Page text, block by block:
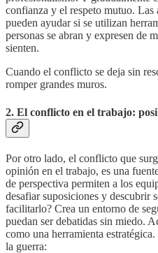
confianza y el respeto mutuo. Las
pueden ayudar si se utilizan
personas se abran y expresen de
sienten.
Cuando el conflicto se deja sin
romper grandes muros.
2. El conflicto en el trabajo:
Por otro lado, el conflicto que
opinión en el trabajo, es una
de perspectiva permiten a los
desafiar suposiciones y descubrir
facilitarlo? Crea un entorno de
puedan ser debatidas sin miedo.
como una herramienta
la guerra: